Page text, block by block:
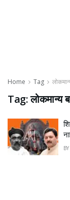
Home Tag
Tag:लोकमान्य
BY